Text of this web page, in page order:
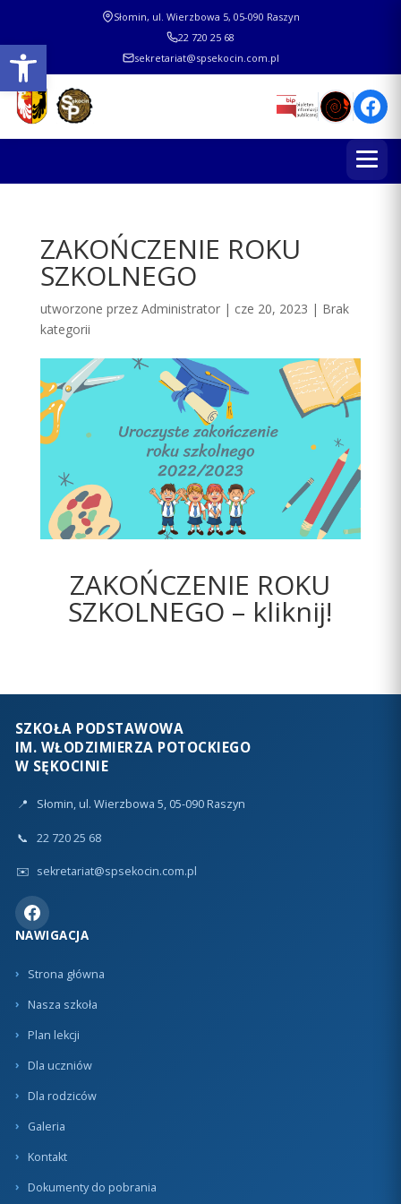
Otwórz pasek narzędzi
Słomin, ul. Wierzbowa 5, 05-090 Raszyn
22 720 25 68
sekretariat@spsekocin.com.pl
ZAKOŃCZENIE ROKU
SZKOLNEGO
utworzone przez Administrator| cze 20, 2023 | Brak
kategorii
ZAKOŃCZENIE ROKU
SZKOLNEGO – kliknij!
SZKOŁA PODSTAWOWA
IM. WŁODZIMIERZA POTOCKIEGO
W SĘKOCINIE
📍 Słomin, ul. Wierzbowa 5, 05-090 Raszyn
📞 22 720 25 68
✉️ sekretariat@spsekocin.com.pl
NAWIGACJA
Strona główna
Nasza szkoła
Plan lekcji
Dla uczniów
Dla rodziców
Galeria
Kontakt
Dokumenty do pobrania